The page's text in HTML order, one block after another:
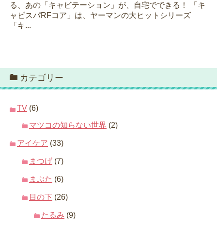
る、あの「キャビテーション」が、自宅でできる！ 「キ
ャビスパRFコア」は、ヤーマンの大ヒットシリーズ
「キ...
カテゴリー
TV (6)
マツコの知らない世界 (2)
アイケア (33)
まつげ (7)
まぶた (6)
目の下 (26)
たるみ (9)